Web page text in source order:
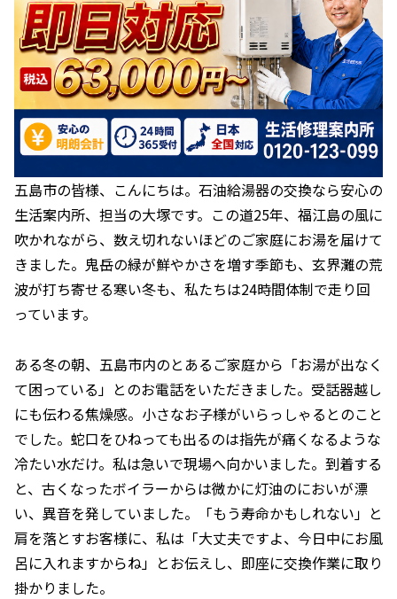
五島市の皆様、こんにちは。石油給湯器の交換なら安心の
生活案内所、担当の大塚です。この道25年、福江島の風に
吹かれながら、数え切れないほどのご家庭にお湯を届けて
きました。鬼岳の緑が鮮やかさを増す季節も、玄界灘の荒
波が打ち寄せる寒い冬も、私たちは24時間体制で走り回
っています。
ある冬の朝、五島市内のとあるご家庭から「お湯が出なく
て困っている」とのお電話をいただきました。受話器越し
にも伝わる焦燥感。小さなお子様がいらっしゃるとのこと
でした。蛇口をひねっても出るのは指先が痛くなるような
冷たい水だけ。私は急いで現場へ向かいました。到着する
と、古くなったボイラーからは微かに灯油のにおいが漂
い、異音を発していました。「もう寿命かもしれない」と
肩を落とすお客様に、私は「大丈夫ですよ、今日中にお風
呂に入れますからね」とお伝えし、即座に交換作業に取り
掛かりました。